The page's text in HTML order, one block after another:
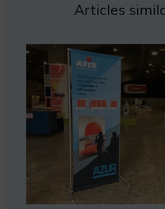
Articles